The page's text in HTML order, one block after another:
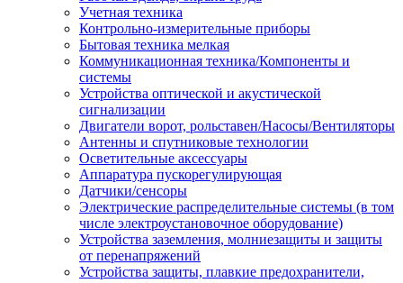
Учетная техника
Контрольно-измерительные приборы
Бытовая техника мелкая
Коммуникационная техника/Компоненты и
системы
Устройства оптической и акустической
сигнализации
Двигатели ворот, рольставен/Насосы/Вентиляторы
Антенны и спутниковые технологии
Осветительные аксессуары
Аппаратура пускорегулирующая
Датчики/сенсоры
Электрические распределительные системы (в том
числе электроустановочное оборудование)
Устройства заземления, молниезащиты и защиты
от перенапряжений
Устройства защиты, плавкие предохранители,